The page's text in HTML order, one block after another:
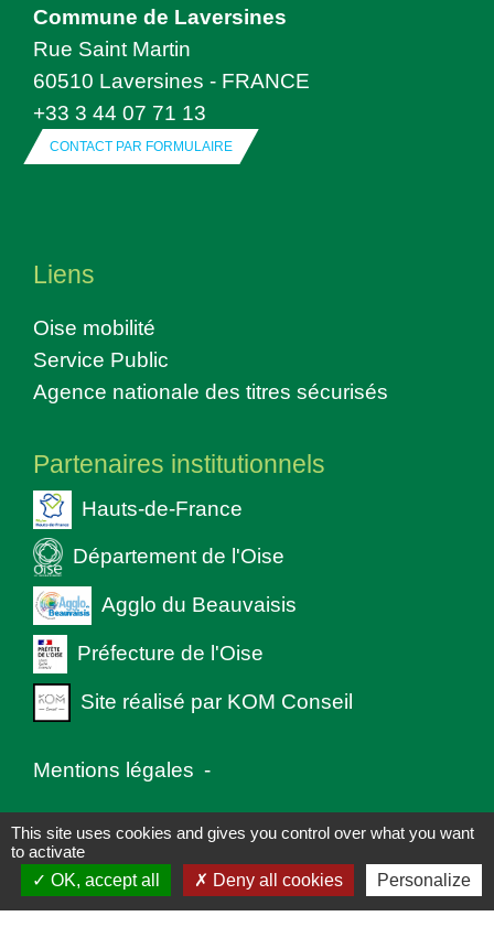
Commune de Laversines
Rue Saint Martin
60510 Laversines - FRANCE
+33 3 44 07 71 13
CONTACT PAR FORMULAIRE
Liens
Oise mobilité
Service Public
Agence nationale des titres sécurisés
Partenaires institutionnels
Hauts-de-France
Département de l'Oise
Agglo du Beauvaisis
Préfecture de l'Oise
Site réalisé par KOM Conseil
Mentions légales -
Politique de confidentialité - Accessibilité -
Plan du site - Gestion des cookies
This site uses cookies and gives you control over what you want
to activate
OK, accept all
Deny all cookies Personalize